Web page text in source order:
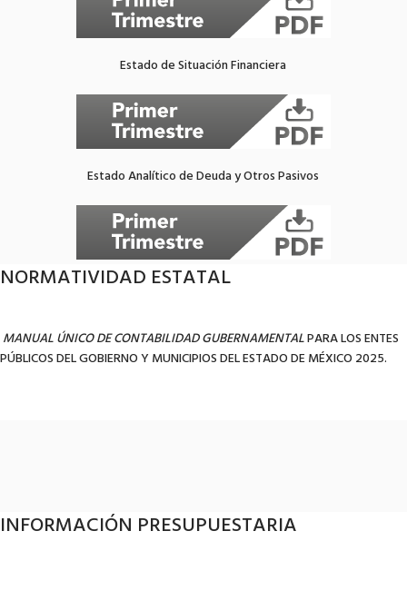
Estado de Situación Financiera
Estado Analítico de Deuda y Otros Pasivos
NORMATIVIDAD ESTATAL
MANUAL ÚNICO DE CONTABILIDAD GUBERNAMENTALPARA LOS ENTES
PÚBLICOS DEL GOBIERNO Y MUNICIPIOS DEL ESTADO DE MÉXICO 2025.
INFORMACIÓN PRESUPUESTARIA